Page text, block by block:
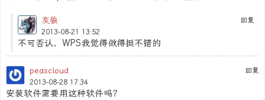
回复
灰狼
2013-08-21 13:52
不可否认，WPS我觉得做得挺不错的
回复
peascloud
2013-08-28 17:34
安装软件需要用这种软件吗？